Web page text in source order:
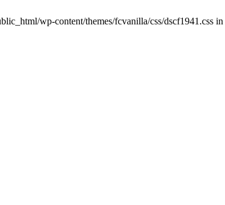
wp-content/themes/fcvanilla/css/dscf1941.css in